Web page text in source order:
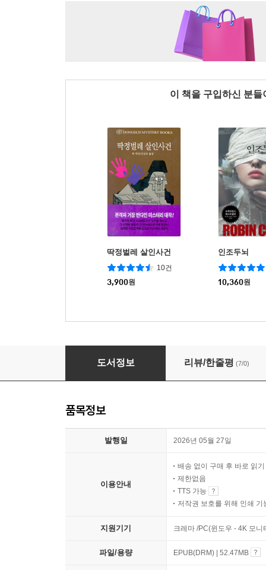
이 책을 구입하신 분
딱정벌레 살인사건
10건
3,900원
인조두뇌
10,360원
도서정보 리뷰/한줄평 (7/0)
품목정보
발행일 2026년 05월 27일
이용안내
배송 없이 구매 후 바로 읽기
제한없음
TTS 가능
저작권 보호를 위해 인쇄 기
지원기기 크레마 /PC(윈도우 - 4K 모
파일/용량 EPUB(DRM) | 52.47MB